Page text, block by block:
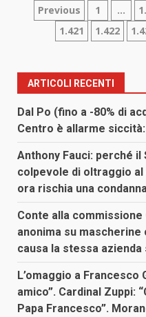
Paginazione
degli
articoli
Previous 1 …
1.421
1.422
ARTICOLI RECENTI
Dal Po (fino a -80% di
Centro è allarme
Anthony Fauci: perché il
colpevole di oltraggio
ora rischia una
Conte alla
anonima su
causa la stessa
L’omaggio a Francesco
amico”. Cardinal Zuppi:
Papa Francesco”.